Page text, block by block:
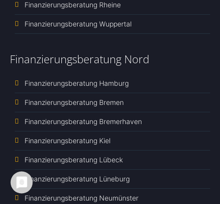
Finanzierungsberatung Rheine
Finanzierungsberatung Wuppertal
Finanzierungsberatung Nord
Finanzierungsberatung Hamburg
Finanzierungsberatung Bremen
Finanzierungsberatung Bremerhaven
Finanzierungsberatung Kiel
Finanzierungsberatung Lübeck
Finanzierungsberatung Lüneburg
Finanzierungsberatung Neumünster